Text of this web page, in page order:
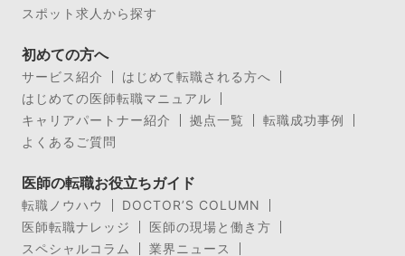
スポット求人から探す
初めての方へ
サービス紹介
はじめて転職される方へ
はじめての医師転職マニュアル
キャリアパートナー紹介
拠点一覧
転職成功事例
よくあるご質問
医師の転職お役立ちガイド
転職ノウハウ
DOCTOR’S COLUMN
医師転職ナレッジ
医師の現場と働き方
スペシャルコラム
業界ニュース